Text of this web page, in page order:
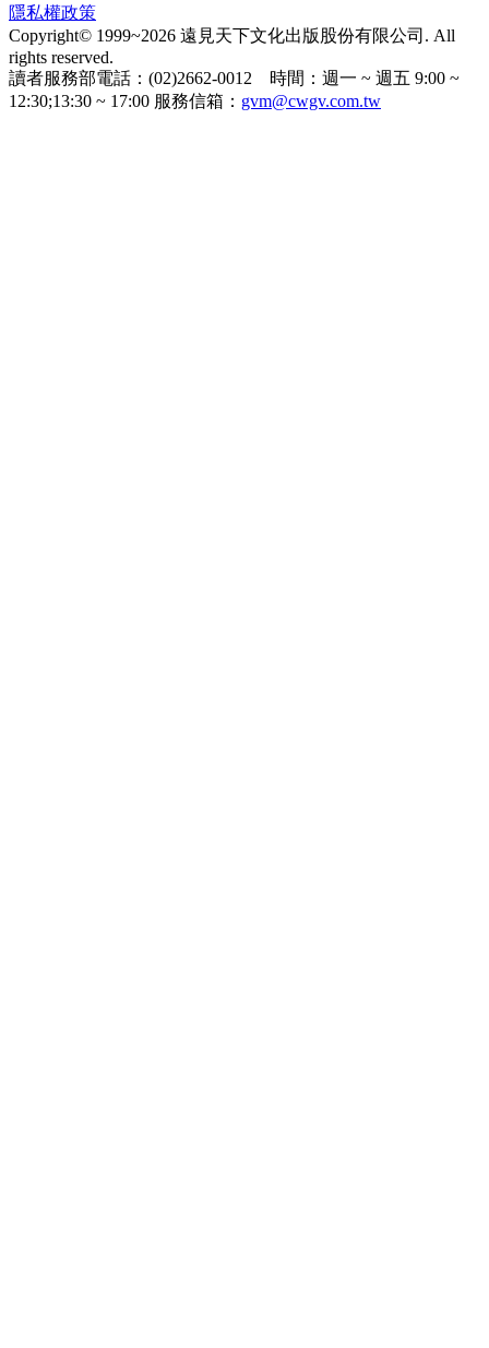
隱私權政策
Copyright© 1999~2026 遠見天下文化出版股份有限公司. All
rights reserved.
讀者服務部電話：(02)2662-0012 時間：週一 ~ 週五 9:00 ~
12:30;13:30 ~ 17:00 服務信箱： gvm@cwgv.com.tw